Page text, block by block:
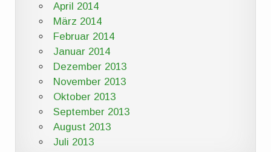
April 2014
März 2014
Februar 2014
Januar 2014
Dezember 2013
November 2013
Oktober 2013
September 2013
August 2013
Juli 2013